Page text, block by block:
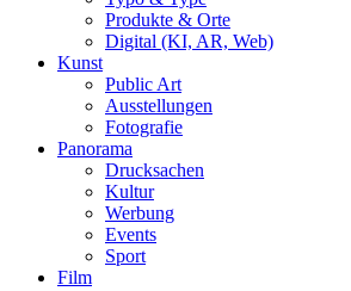
Produkte & Orte
Digital (KI, AR, Web)
Kunst
Public Art
Ausstellungen
Fotografie
Panorama
Drucksachen
Kultur
Werbung
Events
Sport
Film